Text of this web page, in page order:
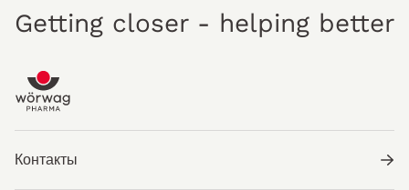
Getting closer - helping better
Контакты